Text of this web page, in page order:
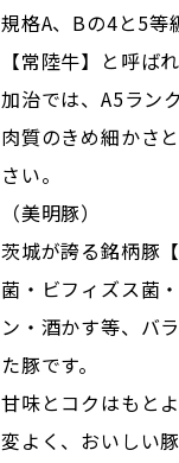
規格A、Bの4と5等
【常陸牛】と呼ばれ
加治では、A5ラン
肉質のきめ細かさ
さい。
（美明豚）
茨城が誇る銘柄豚
菌・ビフィズス菌
ン・酒かす等、バ
た豚です。
甘味とコクはもと
変よく、おいしい豚